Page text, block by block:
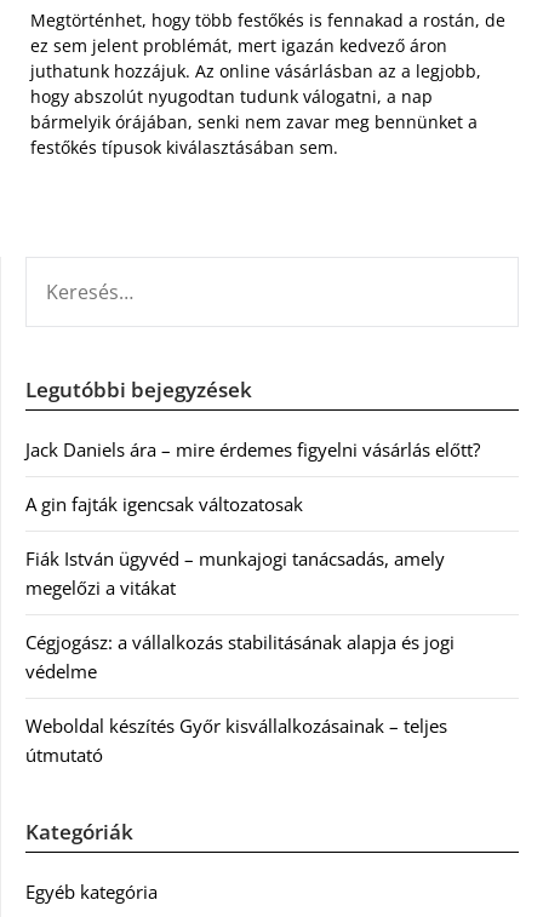
Megtörténhet, hogy több festőkés is fennakad a rostán, de
ez sem jelent problémát, mert igazán kedvező áron
juthatunk hozzájuk. Az online vásárlásban az a legjobb,
hogy abszolút nyugodtan tudunk válogatni, a nap
bármelyik órájában, senki nem zavar meg bennünket a
festőkés típusok kiválasztásában sem.
Legutóbbi bejegyzések
Jack Daniels ára – mire érdemes figyelni vásárlás előtt?
A gin fajták igencsak változatosak
Fiák István ügyvéd – munkajogi tanácsadás, amely
megelőzi a vitákat
Cégjogász: a vállalkozás stabilitásának alapja és jogi
védelme
Weboldal készítés Győr kisvállalkozásainak – teljes
útmutató
Kategóriák
Egyéb kategória